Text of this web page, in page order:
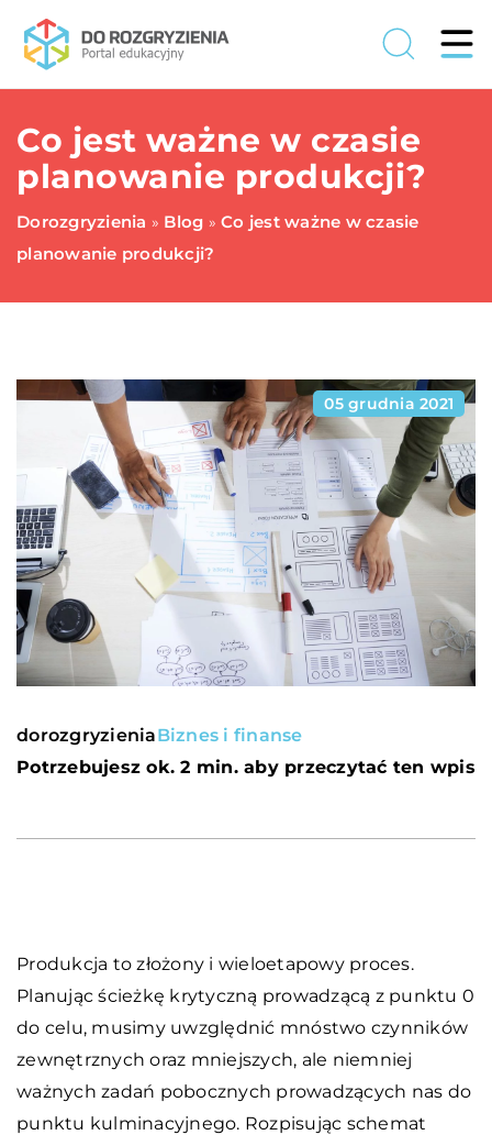
Co jest ważne w czasie
planowanie produkcji?
Dorozgryzienia » Blog » Co jest ważne w czasie
planowanie produkcji?
05 grudnia 2021
dorozgryzieniaBiznes i finanse
Potrzebujesz ok. 2 min. aby przeczytać ten wpis
Produkcja to złożony i wieloetapowy proces.
Planując ścieżkę krytyczną prowadzącą z punktu 0
do celu, musimy uwzględnić mnóstwo czynników
zewnętrznych oraz mniejszych, ale niemniej
ważnych zadań pobocznych prowadzących nas do
punktu kulminacyjnego. Rozpisując schemat